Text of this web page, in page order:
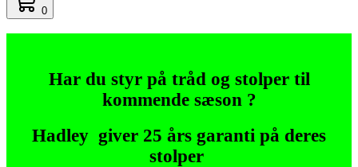
0
Har du styr på tråd og stolper til
kommende sæson ?
Hadley giver 25 års garanti på deres
stolper